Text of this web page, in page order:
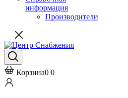
информация
Производители
Корзина0 0